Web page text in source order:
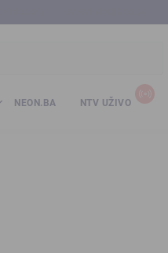
NEON.BA NTV UŽIVO